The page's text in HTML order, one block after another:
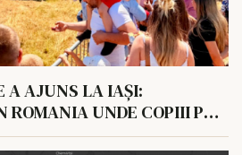
A AJUNS LA IAȘI:
ROMANIA UNDE COPIII POT